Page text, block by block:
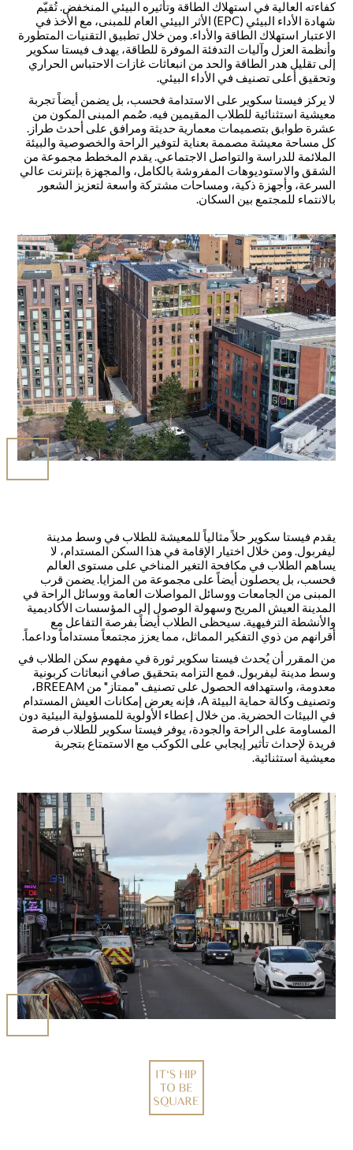
كفاءته العالية في استهلاك الطاقة وتأثيره البيئي المنخفض. تُقيّم
شهادة الأداء البيئي (EPC) الأثر البيئي العام للمبنى، مع الأخذ في
الاعتبار استهلاك الطاقة والأداء. ومن خلال تطبيق التقنيات المتطورة
وأنظمة العزل وآليات التدفئة الموفرة للطاقة، يهدف فيستا سكوير
إلى تقليل هدر الطاقة والحد من انبعاثات غازات الاحتباس الحراري
وتحقيق أعلى تصنيف في الأداء البيئي.
لا يركز فيستا سكوير على الاستدامة فحسب، بل يضمن أيضاً تجربة
معيشية استثنائية للطلاب المقيمين فيه. صُمم المبنى المكون من
عشرة طوابق بتصميمات معمارية حديثة ومرافق على أحدث طراز.
كل مساحة معيشة مصممة بعناية لتوفير الراحة والخصوصية والبيئة
الملائمة للدراسة والتواصل الاجتماعي. يقدم المخطط مجموعة من
الشقق والاستوديوهات المفروشة بالكامل، والمجهزة بإنترنت عالي
السرعة، وأجهزة ذكية، ومساحات مشتركة واسعة لتعزيز الشعور
بالانتماء للمجتمع بين السكان.
يقدم فيستا سكوير حلاً مثالياً للمعيشة للطلاب في وسط مدينة
ليفربول. ومن خلال اختيار الإقامة في هذا السكن المستدام، لا
يساهم الطلاب في مكافحة التغير المناخي على مستوى العالم
فحسب، بل يحصلون أيضاً على مجموعة من المزايا. يضمن قرب
المبنى من الجامعات ووسائل المواصلات العامة ووسائل الراحة في
المدينة العيش المريح وسهولة الوصول إلى المؤسسات الأكاديمية
والأنشطة الترفيهية. سيحظى الطلاب أيضاً بفرصة التفاعل مع
أقرانهم من ذوي التفكير المماثل، مما يعزز مجتمعاً مستداماً وداعماً.
من المقرر أن يُحدث فيستا سكوير ثورة في مفهوم سكن الطلاب في
وسط مدينة ليفربول. فمع التزامه بتحقيق صافي انبعاثات كربونية
معدومة، واستهدافه الحصول على تصنيف "ممتاز" من BREEAM،
وتصنيف وكالة حماية البيئة A، فإنه يعرض إمكانات العيش المستدام
في البيئات الحضرية. من خلال إعطاء الأولوية للمسؤولية البيئية دون
المساومة على الراحة والجودة، يوفر فيستا سكوير للطلاب فرصة
فريدة لإحداث تأثير إيجابي على الكوكب مع الاستمتاع بتجربة
معيشية استثنائية.